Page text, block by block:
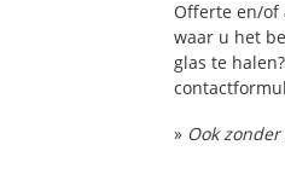
Offerte en/of
waar u het
glas te
» Ook